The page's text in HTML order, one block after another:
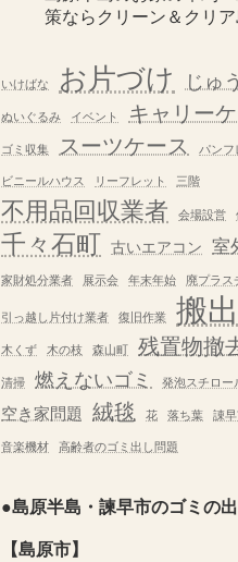
策ならクリーン＆クリ
いけばな お片づけ じゅ
ぬいぐるみ イベント キャリー
ゴミ収集 スーツケース パンフ
ビニールハウス リーフレット 三階
不用品回収業者 会場設営
千々石町 古いエアコン 室
家財処分業者 展示会 年末年始 廃プラス
引っ越し片付け業者 復旧作業 搬出
木くず 木の枝 森山町 残置物撤
清掃 燃えないゴミ 発泡スチロー
空き家問題 絨毯 花 落ち葉 諌
音楽機材 高齢者のゴミ出し問題
●島原半島・諫早市のゴミの
【島原市】